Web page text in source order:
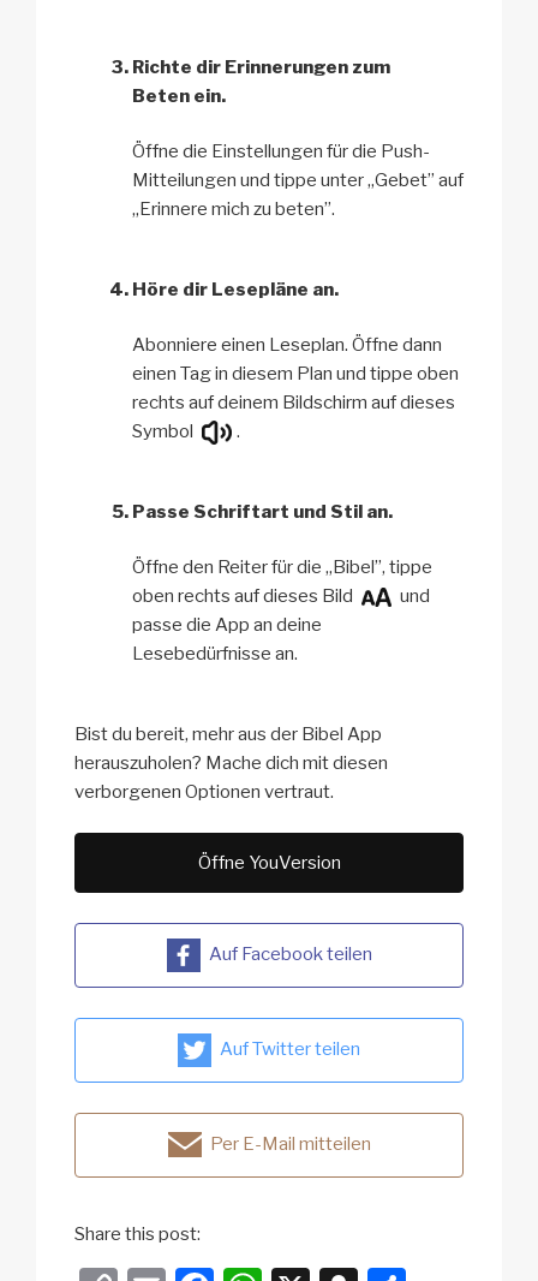
Richte dir Erinnerungen zum
Beten ein.
Öffne die Einstellungen für die Push-
Mitteilungen und tippe unter „Gebet” auf
„Erinnere mich zu beten”.
Höre dir Lesepläne an.
Abonniere einen Leseplan. Öffne dann
einen Tag in diesem Plan und tippe oben
rechts auf deinem Bildschirm auf dieses
Symbol
.
Passe Schriftart und Stil an.
Öffne den Reiter für die „Bibel”, tippe
oben rechts auf dieses Bild
und
passe die App an deine
Lesebedürfnisse an.
Bist du bereit, mehr aus der Bibel App
herauszuholen? Mache dich mit diesen
verborgenen Optionen vertraut.
Öffne YouVersion
Auf Facebook teilen
Auf Twitter teilen
Per E-Mail mitteilen
Share this post: